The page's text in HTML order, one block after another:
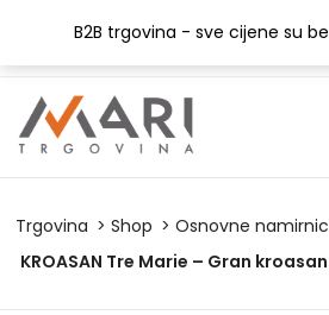
B2B trgovina - sve cijene su
+385 (0) 1 3441-053
Trgovina Shop
Osnovne
KROASAN Tre Marie – Gran